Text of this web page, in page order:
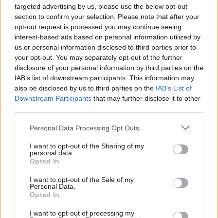
targeted advertising by us, please use the below opt-out
section to confirm your selection. Please note that after your
opt-out request is processed you may continue seeing
interest-based ads based on personal information utilized by
us or personal information disclosed to third parties prior to
your opt-out. You may separately opt-out of the further
disclosure of your personal information by third parties on the
IAB’s list of downstream participants. This information may
also be disclosed by us to third parties on the IAB’s List of
Downstream Participants that may further disclose it to other
Personal Data Processing Opt Outs
I want to opt-out of the Sharing of my
personal data.
Opted In
I want to opt-out of the Sale of my
Personal Data.
Opted In
I want to opt-out of processing my
ou « originaires et non originaires de l’UE » qui
peuvent être dilués ou coupés avec du sirop de
sucre.
Consistance et couleur :cristallisation naturelle
ou couleur foncée ne sont pas des défauts, au
contraire, elles témoignent souvent d’une
richesse en nutriments.
Quantités recommandées
Le miel, aussi naturel soit-il, reste un sucre rapide.
limitez-vous à 1 à 2 cuillères à soupe par jour, en
remplacement d’autres sucres.
Idées simples pour intégrer le miel au
quotidien